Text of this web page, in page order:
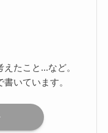
たこと...など。
いています。